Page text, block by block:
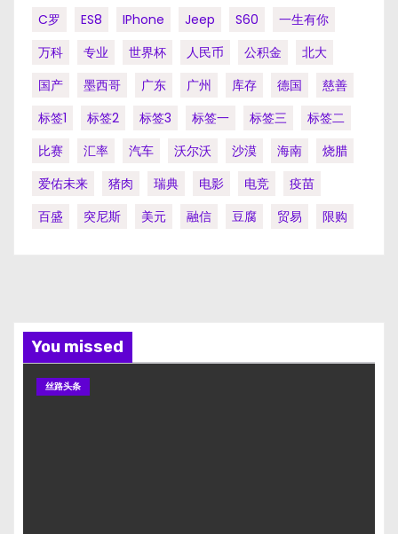
C罗 ES8 IPhone Jeep S60
一生有你
万科
专业 世界杯 人民币 公积金
北大
国产
墨西哥 广东 广州 库存 德国
慈善
标签1
标签2 标签3 标签一 标签三
标签二
比赛
汇率 汽车 沃尔沃 沙漠 海南
烧腊
爱佑未来
猪肉 瑞典 电影 电竞
疫苗
百盛
突尼斯 美元 融信 豆腐 贸易 限购
You missed
丝路头条